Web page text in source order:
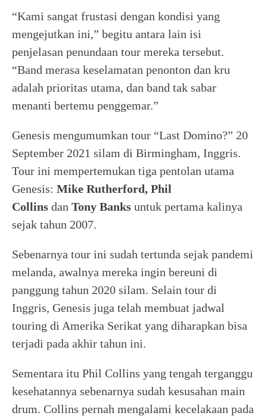
“Kami sangat frustasi dengan kondisi yang
mengejutkan ini,” begitu antara lain isi
penjelasan penundaan tour mereka tersebut.
“Band merasa keselamatan penonton dan kru
adalah prioritas utama, dan band tak sabar
menanti bertemu penggemar.”
Genesis mengumumkan tour “Last Domino?” 20
September 2021 silam di Birmingham, Inggris.
Tour ini mempertemukan tiga pentolan utama
Genesis: Mike Rutherford, Phil
Collins dan Tony Banks untuk pertama kalinya
sejak tahun 2007.
Sebenarnya tour ini sudah tertunda sejak pandemi
melanda, awalnya mereka ingin bereuni di
panggung tahun 2020 silam. Selain tour di
Inggris, Genesis juga telah membuat jadwal
touring di Amerika Serikat yang diharapkan bisa
terjadi pada akhir tahun ini.
Sementara itu Phil Collins yang tengah terganggu
kesehatannya sebenarnya sudah kesusahan main
drum. Collins pernah mengalami kecelakaan pada